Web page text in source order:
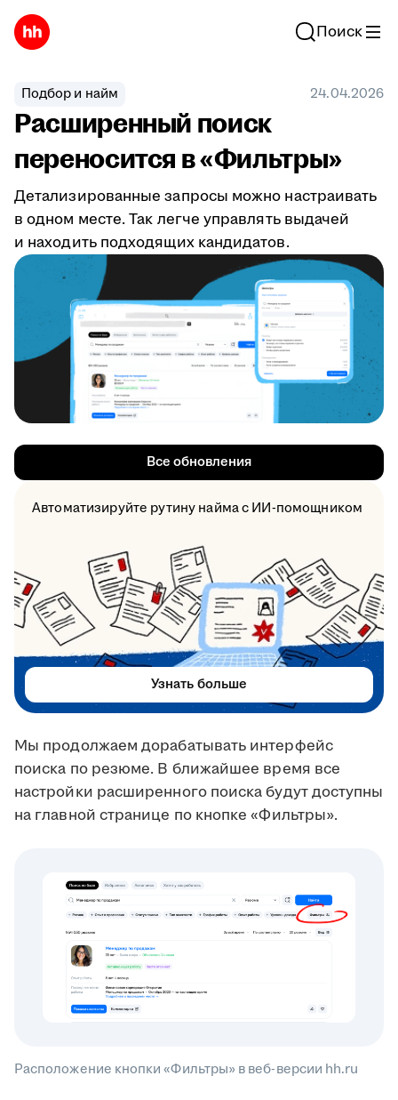
Поиск
Подбор и найм 24.04.2026
Расширенный поиск
переносится в «Фильтры»
Детализированные запросы можно настраивать
в одном месте. Так легче управлять выдачей
и находить подходящих кандидатов.
Мы продолжаем дорабатывать интерфейс
поиска по резюме. В ближайшее время все
настройки расширенного поиска будут доступны
на главной странице по кнопке «Фильтры».
Расположение кнопки «Фильтры» в веб-версии hh.ru
Все обновления
Автоматизируйте рутину найма с ИИ-помощником
Узнать больше